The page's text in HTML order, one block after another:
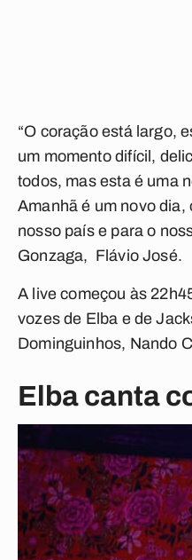
“O coração está largo,
um momento difícil,
todos, mas esta é uma
Amanhã é um novo dia,
nosso país e para o
Gonzaga, Flávio José.
A live começou às
vozes de Elba e de
Dominguinhos, Nando
Elba canta